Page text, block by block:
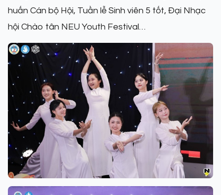
huấn Cán bộ Hội, Tuần lễ Sinh viên 5 tốt, Đại Nhạc
hội Chào tân NEU Youth Festival…